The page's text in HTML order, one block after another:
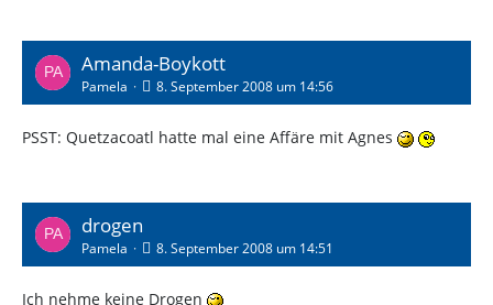
Amanda-Boykott
Pamela 8. September 2008 um 14:56
PSST: Quetzacoatl hatte mal eine Affäre mit Agnes
drogen
Pamela 8. September 2008 um 14:51
Ich nehme keine Drogen